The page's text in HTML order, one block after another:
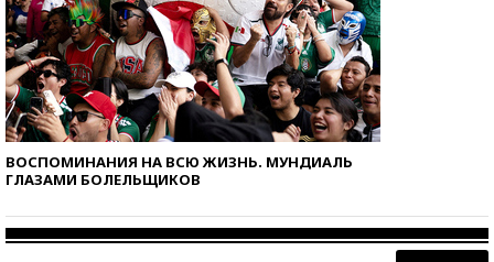
ВОСПОМИНАНИЯ НА ВСЮ ЖИЗНЬ. МУНДИАЛЬ
ГЛАЗАМИ БОЛЕЛЬЩИКОВ